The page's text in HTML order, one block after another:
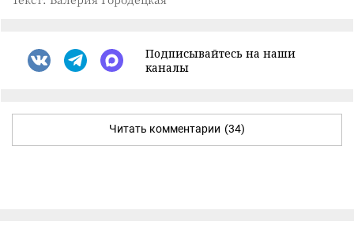
Подписывайтесь на наши
каналы
Читать комментарии (34)